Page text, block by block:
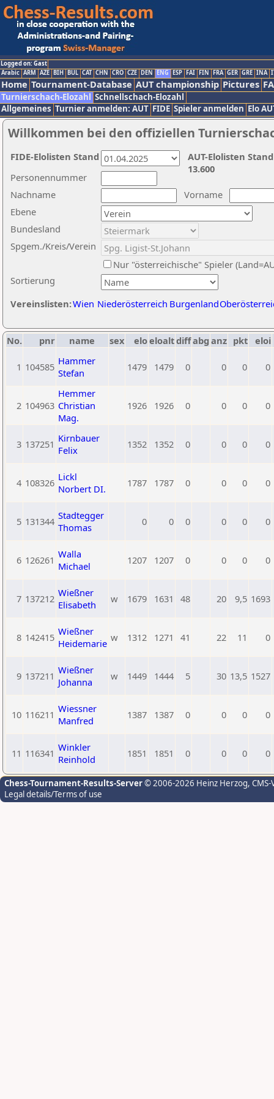
Logged on: Gast
Arabic ARM AZE BIH BUL CAT CHN CRO CZE DEN ENG ESP FAI FIN FRA GER GRE INA
Home Tournament-Database AUT championship Pictures
Turnierschach-Elozahl Schnellschach-Elozahl
Allgemeines Turnier anmelden: AUT FIDE Spieler anmelden Elo
Willkommen bei den offiziellen
Nachname
Vorname
Ebene
Sortierung
Personennummer
Bundesland
Spgem./Kreis/Verein
Nur "österreichische" Spieler
Vereinslisten:Wien Niederösterreich Burgenland
AUT-Elolisten
13.600
FIDE-Elolisten Stand
No. pnr name sex eloeloaltdiffabg anz pkt eloi
1 104585 Hammer
Stefan
1479 1479 0 0 0 0
2 104963
Hemmer
Christian
Mag.
1926 1926 0 0 0 0
3 137251 Kirnbauer
Felix
1352 1352 0 0 0 0
4 108326 Lickl
Norbert DI.
1787 1787 0 0 0 0
5 131344 Stadtegger
Thomas
0 0 0 0 0 0
6 126261 Walla
Michael
1207 1207 0 0 0 0
7 137212 Wießner
Elisabeth
w 1679 1631 48 20 9,5 1693
8 142415 Wießner
Heidemarie w 1312 1271 41 22 11 0
9 137211 Wießner
Johanna
w 1449 1444 5 30 13,5 1527
10 116211 Wiessner
Manfred
1387 1387 0 0 0 0
11 116341 Winkler
Reinhold
1851 1851 0 0 0 0
Chess-Tournament-Results-Server© 2006-2026 Heinz Herzog,
Legal details/Terms of use